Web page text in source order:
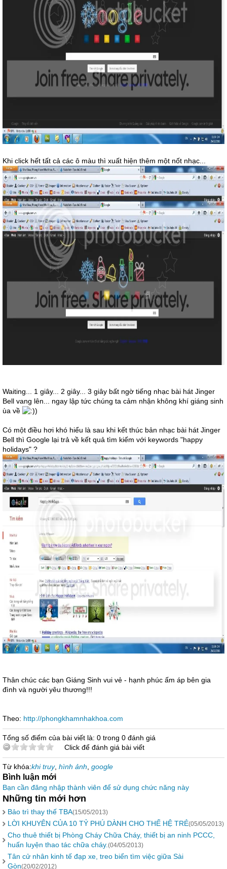
Khi click hết tất cả các ô màu thì xuất hiện thêm một nốt nhạc...
Waiting... 1 giây... 2 giây... 3 giây bất ngờ tiếng nhạc bài hát Jinger
Bell vang lên... ngay lập tức chúng ta cảm nhận không khí giáng sinh
ùa về
Có một điều hơi khó hiểu là sau khi kết thúc bản nhạc bài hát Jinger
Bell thì Google lại trả về kết quả tìm kiếm với keywords "happy
holidays" ?
Thân chúc các bạn Giáng Sinh vui vẻ - hạnh phúc ấm áp bên gia
đình và người yêu thương!!!
Theo: http://phongkhamnhakhoa.com
Tổng số điểm của bài viết là: 0 trong 0 đánh giá
Click để đánh giá bài viết
Từ khóa:khi truy, hình ảnh google
Bình luận mới
Bạn cần đăng nhập thành viên để sử dụng chức năng này
Những tin mới hơn
Bảo trì thay thế TBA(15/05/2013)
LỜI KHUYÊN CỦA 10 TỶ PHÚ DÀNH CHO THẾ HỆ TRẺ(05/05/2013)
Cho thuê thiết bị Phòng Cháy Chữa Cháy, thiết bị an ninh PCCC,
huấn luyện thao tác chữa cháy. (04/05/2013)
Tân cử nhân kinh tế đạp xe, treo biển tìm việc giữa Sài
Gòn(20/02/2012)